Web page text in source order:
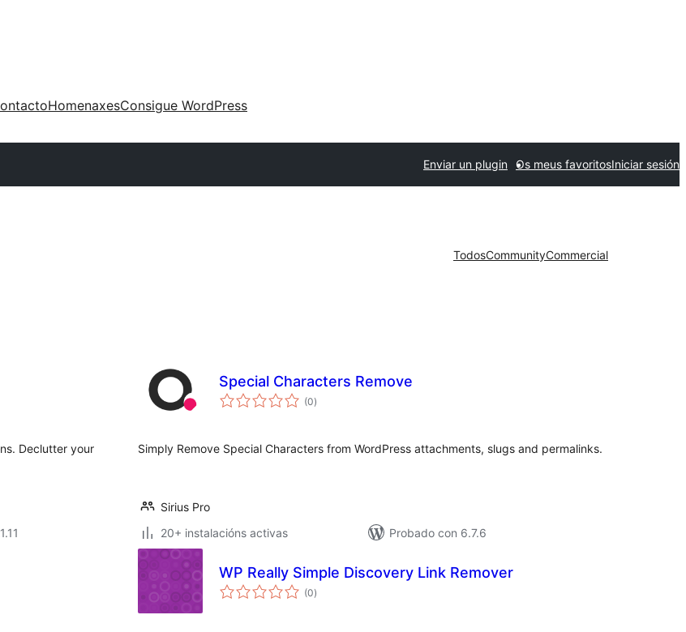
HomenaxesConsigue WordPress
Enviar un plugin Os meus favoritosIniciar sesión
TodosCommunityCommercial
Declutter your
Special Characters Remove
(0valoracións
totais
)
Simply Remove Special Characters from WordPress attachments, slugs and permalinks.
Sirius Pro
20+ instalacións activas
Probado con 6.7.6
WP Really Simple Discovery Link Remover
(0valoracións
totais
)